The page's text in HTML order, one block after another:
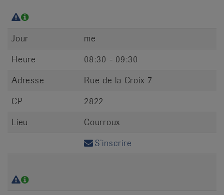
Jour
me
Heure
08:30 - 09:30
Adresse
Rue de la Croix 7
CP
2822
Lieu
Courroux
S’inscrire